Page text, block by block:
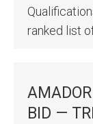
ranked list
BID —